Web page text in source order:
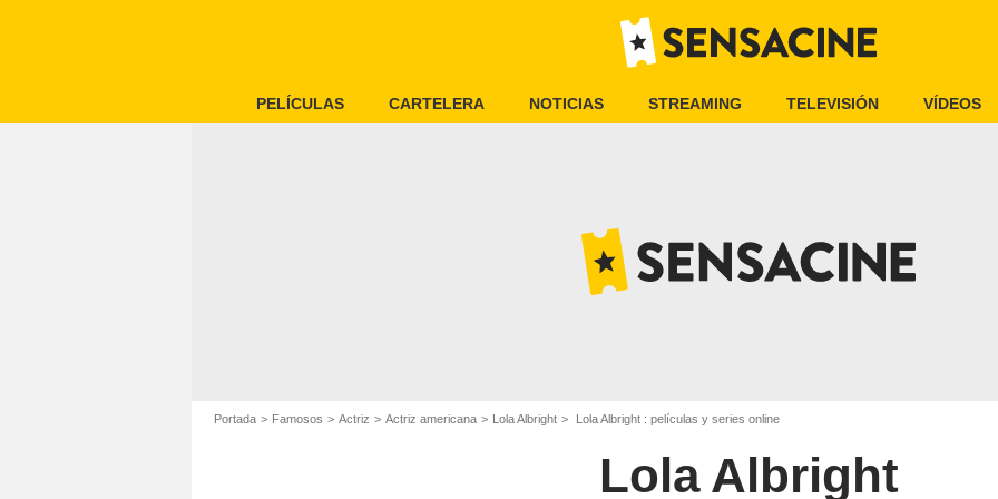
PELÍCULAS CARTELERA NOTICIAS STREAMING TELEVISIÓN VÍDEOS
Portada Famosos Actriz Actriz americana Lola Albright Lola Albright : películas y series online
Lola Albright